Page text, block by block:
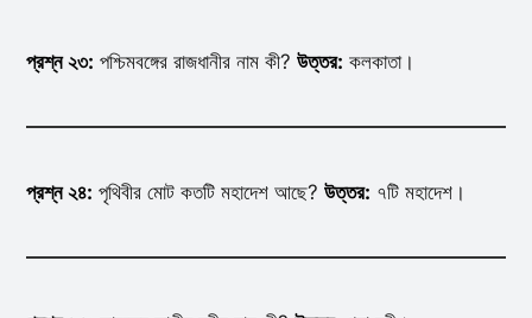
প্রশ্ন ২৩: পশ্চিমবঙ্গের রাজধানীর নাম কী? উত্তর: কলকাতা।
প্রশ্ন ২৪: পৃথিবীর মোট কতটি মহাদেশ আছে? উত্তর: ৭টি মহাদেশ।